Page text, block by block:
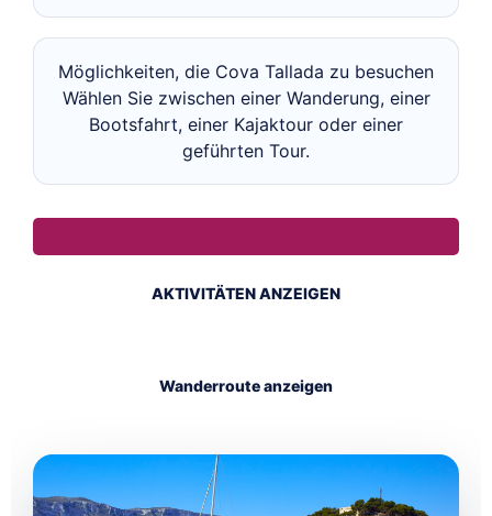
Möglichkeiten, die Cova Tallada zu besuchen
Wählen Sie zwischen einer Wanderung, einer
Bootsfahrt, einer Kajaktour oder einer
geführten Tour.
AKTIVITÄTEN ANZEIGEN
Wanderroute anzeigen